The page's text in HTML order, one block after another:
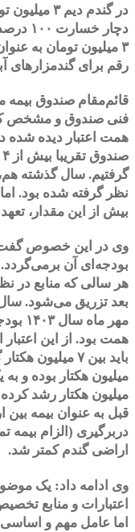
در گندم
دچار
۳ میلیون تومان به
رقم برای گندمزارهای آبی ۱۰ میلیون تومان
قائم‌مقام صندوق بیمه
گرفتیم. سال گذشته
نظر گرفته شده بود.
بیش از این مقدار،
وی در این خصوص گفت:
بودجه‌ای آن
هر سالی که منابع در
بعد تزریق می‌شود. سال
میلیون هکتار رشد
قبل به عنوان بیمه
دربرگیری (الزام بیمه
اراضی گندم کمتر شد.
وی ادامه داد: یک
اعتبارات و منابع
اما عامل مهم و